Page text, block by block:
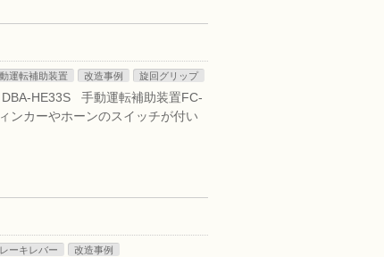
運転補助装置 改造事例 旋回グリップ
HE33S 手動運転補助装置FC-
ンカーやホーンのスイッチが付い
ーキレバー 改造事例